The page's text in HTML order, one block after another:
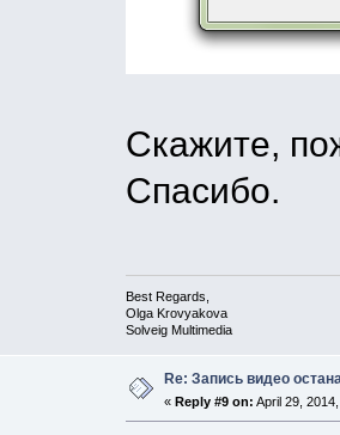
Скажите,
Спасибо.
Best Regards,
Olga Krovyakova
Solveig Multimedia
Re: Запись видео
« Reply #9 on: April 29,